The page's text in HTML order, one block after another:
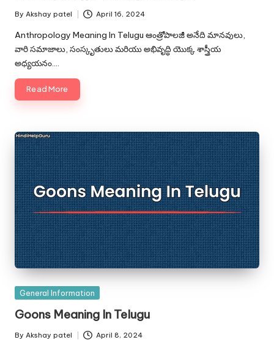
m
Posted
by
By Akshay patel April 16, 2024
Anthropology Meaning In Telugu ఆంత్రోపాలజీ అనేది మానవులు,
వారి సమాజాలు, సంస్కృతులు మరియు అభివృద్ధి యొక్క శాస్త్రీయ
అధ్యయనం.…
Read More
Posted
General Information
Goons Meaning In Telugu
Posted
By Akshay patel April 8, 2024